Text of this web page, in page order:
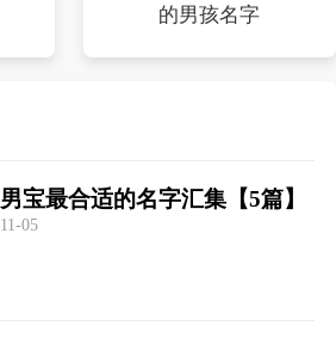
的男孩名字
男宝最合适的名字汇集【5篇】
11-05